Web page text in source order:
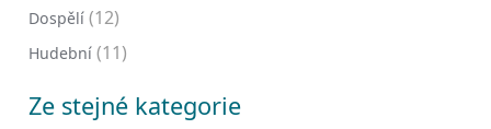
Dospělí (12)
Hudební (11)
Ze stejné kategorie